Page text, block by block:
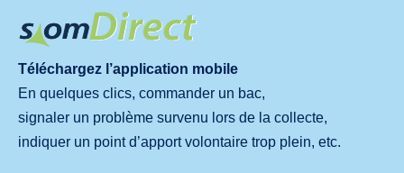
Téléchargez l’application mobile
En quelques clics, commander un bac,
signaler un problème survenu lors de la collecte,
indiquer un point d’apport volontaire trop plein, etc.